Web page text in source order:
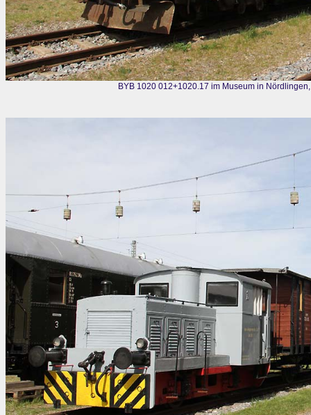
BYB 1020 012+1020.17 im Museum in